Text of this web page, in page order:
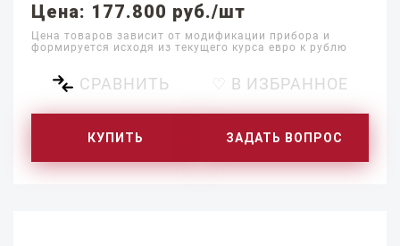
Цена: 177.800 руб./шт
Цена товаров зависит от модификации прибора и
формируется исходя из текущего курса евро к рублю
СРАВНИТЬ ♡ В ИЗБРАННОЕ
КУПИТЬ ЗАДАТЬ ВОПРОС